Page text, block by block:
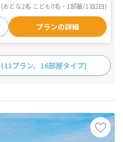
(おとな2名 こども0名・1部屋/1泊2日)
プランの詳細
(11プラン、16部屋タイプ)